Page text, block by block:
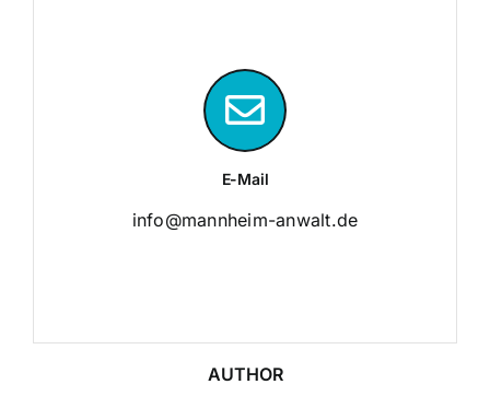
E-Mail
info@mannheim-anwalt.de
AUTHOR